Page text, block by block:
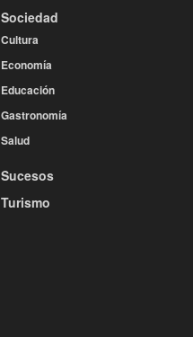
Sociedad
Cultura
Economía
Educación
Gastronomía
Salud
Sucesos
Turismo